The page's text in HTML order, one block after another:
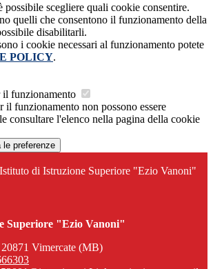
possibile scegliere quali cookie consentire.
quelli che consentono il funzionamento della
disabilitarli.
i cookie necessari al funzionamento potete
POLICY.
il funzionamento
il funzionamento non possono essere
consultare l'elenco nella pagina della cookie
le preferenze
Istituto di Istruzione Superiore "Ezio Vanoni"
Superiore "Ezio Vanoni"
Vimercate (MB)